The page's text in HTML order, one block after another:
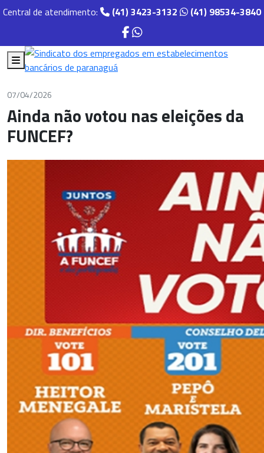
Central de atendimento: (41) 3423-3132 (41) 98534-3840
07/04/2026
Ainda não votou nas eleições da
FUNCEF?